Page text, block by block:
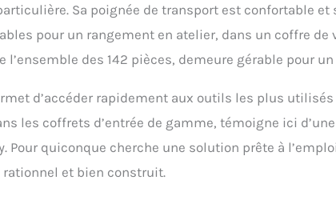
Sa poignée de transport est confortable et
pour un rangement en atelier, dans un coffre de
l’ensemble des 142 pièces, demeure gérable pour
d’accéder rapidement aux outils les plus
les coffrets d’entrée de gamme, témoigne ici
Pour quiconque cherche une solution prête à
et bien construit.